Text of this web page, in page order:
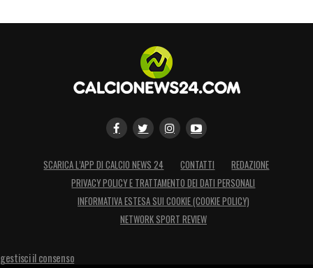
SCARICA L’APP DI CALCIO NEWS 24 CONTATTI
REDAZIONE
PRIVACY POLICY E TRATTAMENTO DEI DATI PERSONALI
INFORMATIVA ESTESA SUI COOKIE (COOKIE POLICY)
NETWORK SPORT REVIEW
gestisci il consenso